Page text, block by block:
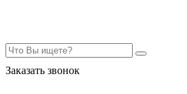
Заказать звонок